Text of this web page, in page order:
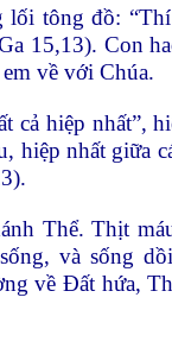
lối tông đồ:
15,13). Con
về với Chúa.
cả hiệp nhất”,
hiệp nhất giữa
Thể. Thịt
và sống
về Đất hứa,